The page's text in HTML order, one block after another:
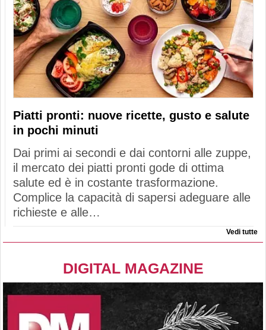
Piatti pronti: nuove ricette, gusto e salute
in pochi minuti
Dai primi ai secondi e dai contorni alle zuppe,
il mercato dei piatti pronti gode di ottima
salute ed è in costante trasformazione.
Complice la capacità di sapersi adeguare alle
richieste e alle…
Vedi tutte
DIGITAL MAGAZINE